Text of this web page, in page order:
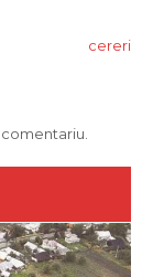
cereri